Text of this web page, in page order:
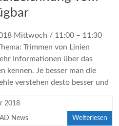
Mittwoch / 11:00 – 11:30
Trimmen von Linien
Informationen über das
kennen. Je besser man die
verstehen desto besser und
2018
News Weiterlesen